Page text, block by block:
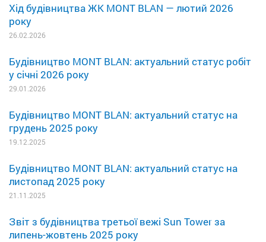
Хід будівництва ЖК MONT BLAN — лютий 2026
року
26.02.2026
Будівництво MONT BLAN: актуальний статус робіт
у січні 2026 року
29.01.2026
Будівництво MONT BLAN: актуальний статус на
грудень 2025 року
19.12.2025
Будівництво MONT BLAN: актуальний статус на
листопад 2025 року
21.11.2025
Звіт з будівництва третьої вежі Sun Tower за
липень-жовтень 2025 року